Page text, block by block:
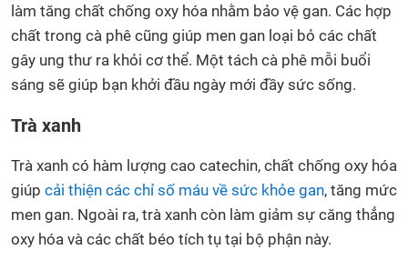
làm tăng chất chống oxy hóa nhằm bảo vệ gan. Các hợp
chất trong cà phê cũng giúp men gan loại bỏ các chất
gây ung thư ra khỏi cơ thể. Một tách cà phê mỗi buổi
sáng sẽ giúp bạn khởi đầu ngày mới đầy sức sống.
Trà xanh
Trà xanh có hàm lượng cao catechin, chất chống oxy hóa
giúp cải thiện các chỉ số máu về sức khỏe gan, tăng mức
men gan. Ngoài ra, trà xanh còn làm giảm sự căng thẳng
oxy hóa và các chất béo tích tụ tại bộ phận này.